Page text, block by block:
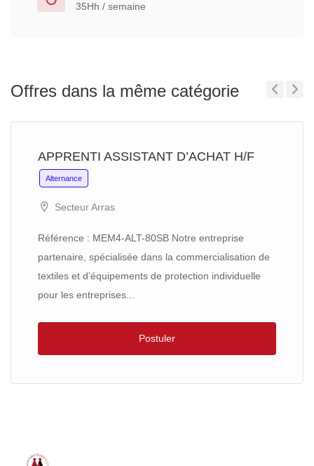
35Hh / semaine
Offres dans la même catégorie
APPRENTI ASSISTANT D’ACHAT H/F
Alternance
Secteur Arras
Référence : MEM4-ALT-80SB Notre entreprise
partenaire, spécialisée dans la commercialisation de
textiles et d’équipements de protection individuelle
pour les entreprises...
Postuler